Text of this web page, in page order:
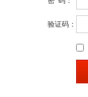
验证码：